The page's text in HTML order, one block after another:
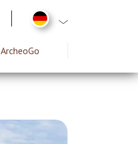
List additional
ArcheoGo